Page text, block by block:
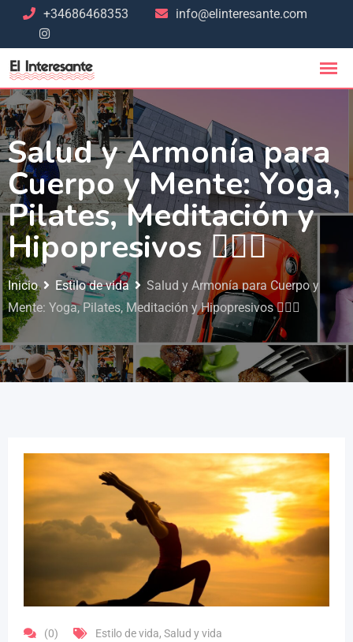
+34686468353 info@elinteresante.com
Salud y Armonía para
Cuerpo y Mente: Yoga,
Pilates, Meditación y
Hipopresivos 🧘‍♀️✨
Inicio Estilo de vida
Salud y Armonía para Cuerpo y
Mente: Yoga, Pilates, Meditación y Hipopresivos 🧘‍♀️✨
(0) Estilo de vida, Salud y vida